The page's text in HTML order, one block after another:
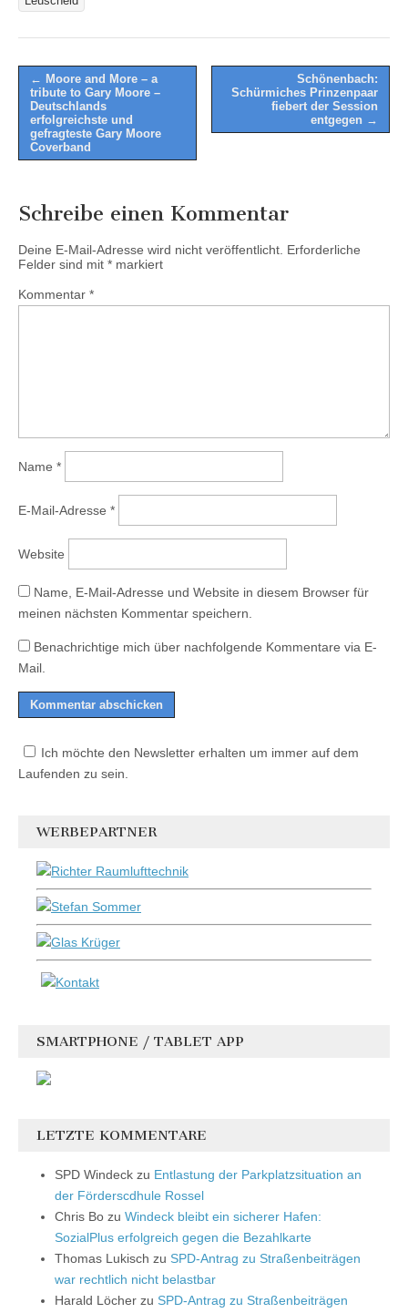
Post
navigation
← Moore and More – a
tribute to Gary Moore –
Deutschlands
erfolgreichste und
gefragteste Gary Moore
Coverband
Schönenbach:
Schürmiches Prinzenpaar
fiebert der Session
entgegen →
Schreibe einen Kommentar
Deine E-Mail-Adresse wird nicht veröffentlicht. Erforderliche
Felder sind mit * markiert
Kommentar *
Name *
E-Mail-Adresse *
Website
Name, E-Mail-Adresse und Website in diesem Browser für
meinen nächsten Kommentar speichern.
Benachrichtige mich über nachfolgende Kommentare via E-
Mail.
Ich möchte den Newsletter erhalten um immer auf dem
Laufenden zu sein.
WERBEPARTNER
SMARTPHONE / TABLET APP
LETZTE KOMMENTARE
SPD Windeck zu Entlastung der Parkplatzsituation an
der Förderscdhule Rossel
Chris Bo zu Windeck bleibt ein sicherer Hafen:
SozialPlus erfolgreich gegen die Bezahlkarte
Thomas Lukisch zu SPD-Antrag zu Straßenbeiträgen
war rechtlich nicht belastbar
Harald Löcher zu SPD-Antrag zu Straßenbeiträgen